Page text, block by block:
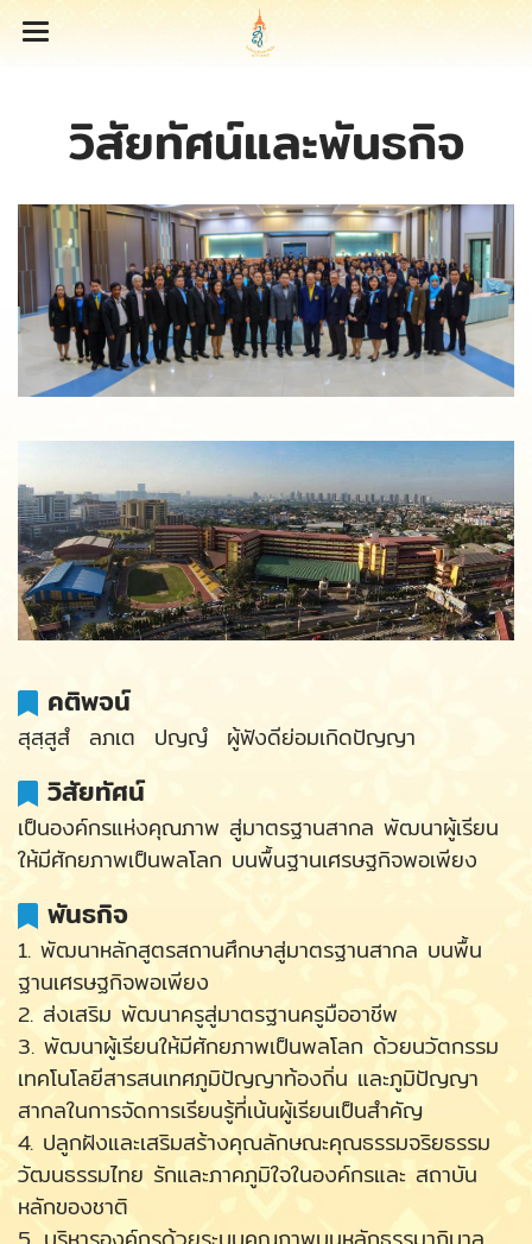
วิสัยทัศน์และพันธกิจ
คติพจน์
สุสฺสูสํ ลภเต ปญญํ ผู้ฟังดีย่อมเกิดปัญญา
วิสัยทัศน์
เป็นองค์กรแห่งคุณภาพ สู่มาตรฐานสากล พัฒนาผู้เรียน
ให้มีศักยภาพเป็นพลโลก บนพื้นฐานเศรษฐกิจพอเพียง
พันธกิจ
1. พัฒนาหลักสูตรสถานศึกษาสู่มาตรฐานสากล บนพื้น
ฐานเศรษฐกิจพอเพียง
2. ส่งเสริม พัฒนาครูสู่มาตรฐานครูมืออาชีพ
3. พัฒนาผู้เรียนให้มีศักยภาพเป็นพลโลก ด้วยนวัตกรรม
เทคโนโลยีสารสนเทศภูมิปัญญาท้องถิ่น และภูมิปัญญา
สากลในการจัดการเรียนรู้ที่เน้นผู้เรียนเป็นสำคัญ
4. ปลูกฝังและเสริมสร้างคุณลักษณะคุณธรรมจริยธรรม
วัฒนธรรมไทย รักและภาคภูมิใจในองค์กรและ สถาบัน
หลักของชาติ